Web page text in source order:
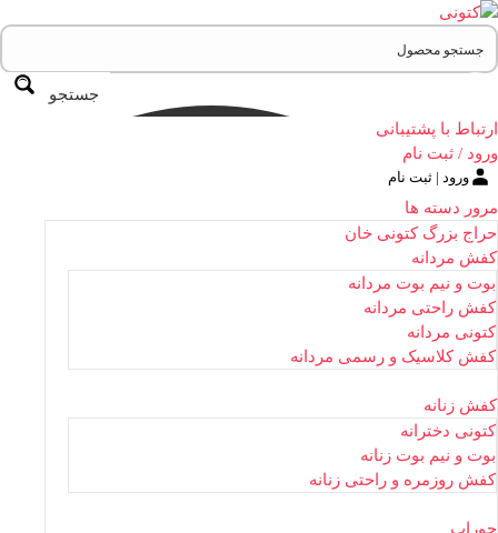
جستجو
ارتباط با پشتیبانی
ورود / ثبت نام
ورود | ثبت نام
مرور دسته ها
حراج بزرگ کتونی خان
کفش مردانه
بوت و نیم بوت مردانه
کفش راحتی مردانه
کتونی مردانه
کفش کلاسیک و رسمی مردانه
کفش زنانه
کتونی دخترانه
بوت و نیم بوت زنانه
کفش روزمره و راحتی زنانه
جوراب